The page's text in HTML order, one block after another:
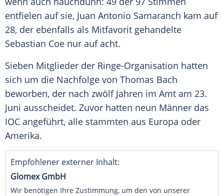
entfielen auf sie, Juan Antonio Samaranch kam auf
28, der ebenfalls als Mitfavorit gehandelte
Sebastian Coe nur auf acht.
Sieben Mitglieder der Ringe-Organisation hatten
sich um die Nachfolge von Thomas Bach
beworben, der nach zwölf Jahren im Amt am 23.
Juni ausscheidet. Zuvor hatten neun Männer das
IOC angeführt, alle stammten aus Europa oder
Amerika.
Empfohlener externer Inhalt:
Glomex GmbH
Wir benötigen Ihre Zustimmung, um den von unserer